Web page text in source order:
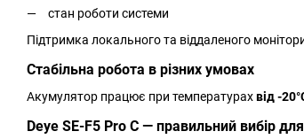
стан роботи системи
Підтримка локального та віддаленого
Стабільна робота в різних умовах
Акумулятор працює при температурахвід -
Deye SE-F5 Pro C — правильний вибір